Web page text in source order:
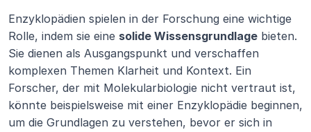
Enzyklopädien spielen in der Forschung eine wichtige
Rolle, indem sie eine solide Wissensgrundlage bieten.
Sie dienen als Ausgangspunkt und verschaffen
komplexen Themen Klarheit und Kontext. Ein
Forscher, der mit Molekularbiologie nicht vertraut ist,
könnte beispielsweise mit einer Enzyklopädie beginnen,
um die Grundlagen zu verstehen, bevor er sich in